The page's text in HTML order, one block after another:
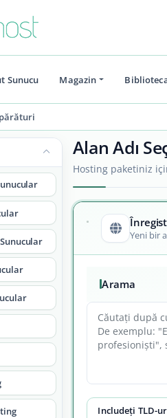
Sunucu Magazin
Alan Adı
Hosting paketiniz
Yeni bir
Arama
Includeți TLD-